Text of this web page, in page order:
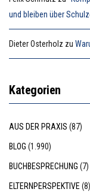
und bleiben über
Dieter Osterholz zu
Kategorien
AUS DER PRAXIS (87)
BLOG (1.990)
BUCHBESPRECHUNG (7)
ELTERNPERSPEKTIVE (8)